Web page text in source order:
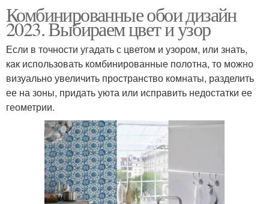
Комбинированные обои дизайн
2023. Выбираем цвет и узор
Если в точности угадать с цветом и узором, или знать,
как использовать комбинированные полотна, то можно
визуально увеличить пространство комнаты, разделить
ее на зоны, придать уюта или исправить недостатки ее
геометрии.